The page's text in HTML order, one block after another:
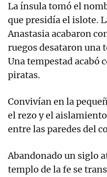
La ínsula tomó el
que presidía el islote.
Anastasia acabaron
ruegos desataron
Una tempestad acabó
piratas.
Convivían en la
el rezo y el
entre las paredes del
Abandonado un siglo
templo de la fe se